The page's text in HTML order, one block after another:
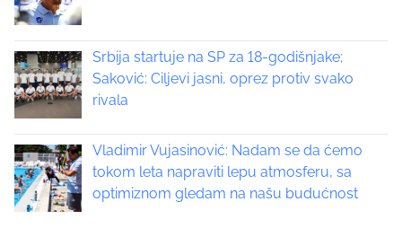
v
i
g
a
t
i
Srbija startuje na SP za 18-godišnjake;
Saković: Ciljevi jasni, oprez protiv svako
rivala
Vladimir Vujasinović: Nadam se da ćemo
tokom leta napraviti lepu atmosferu, sa
optimiznom gledam na našu budućnost